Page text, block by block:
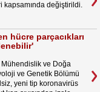
kapsamında değiştirildi.
hücre parçacıkları
ve Doğa
ve Genetik Bölümü
yeni tip koronavirüs